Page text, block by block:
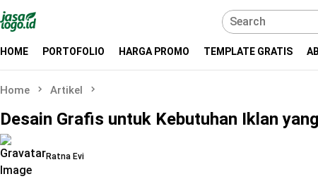
HOME PORTOFOLIO HARGA PROMO TEMPLATE GRATIS
Home Artikel
Desain Grafis untuk Kebutuhan Iklan
Ratna Evi